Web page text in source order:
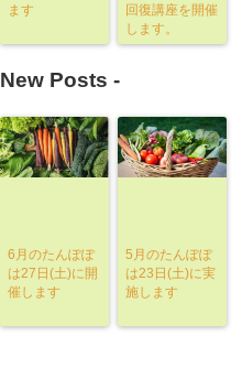
ます
回復講座を開催
します。
New Posts -
6月のたんぽぽ
は27日(土)に開
催します
5月のたんぽぽ
は23日(土)に実
施します